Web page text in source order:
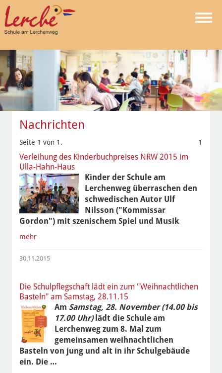
Nachrichten
Seite 1 von 1. 1
Verleihung des Kinderbuchpreises NRW 2015 im
Ulla-Hahn-Haus
Kinder der Schule am
Lerchenweg überraschen den
schwedischen Autor Ulf
Nilsson ("Kommissar
Gordon") mit szenischem Spiel und Musik
mehr
30.11.2015
Die Schulpflegschaft lädt ein zum "Weihnachtlichen
Basteln" am Samstag, 28.11.15
Am Samstag, 28. November (14.00 bis
17.00 Uhr)lädt die Schule am
Lerchenweg zum 8. Mal zum
gemeinsamen weihnachtlichen
Basteln von jung und alt in ihr Schulgebäude
ein. Die …